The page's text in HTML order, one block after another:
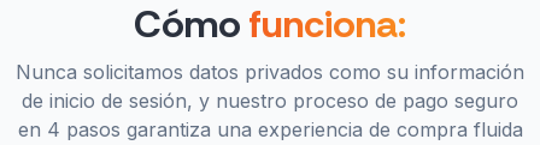
Cómofunciona:
Nunca solicitamos datos privados como su información
de inicio de sesión, y nuestro proceso de pago seguro
en 4 pasos garantiza una experiencia de compra fluida